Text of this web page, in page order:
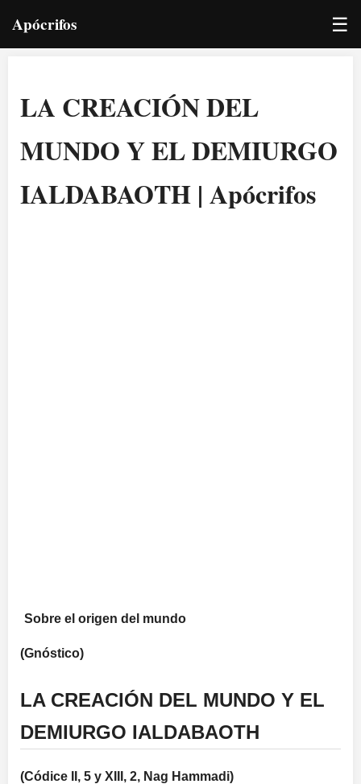
Apócrifos ☰
LA CREACIÓN DEL
MUNDO Y EL DEMIURGO
IALDABAOTH | Apócrifos
Sobre el origen del mundo
(Gnóstico)
LA CREACIÓN DEL MUNDO Y EL
DEMIURGO IALDABAOTH
(Códice II, 5 y XIII, 2, Nag Hammadi)